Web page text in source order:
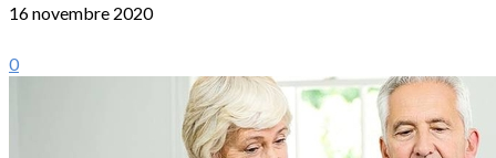
16 novembre 2020
0